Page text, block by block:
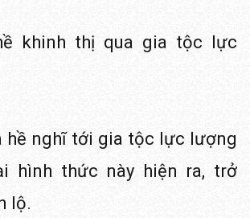
khinh thị qua gia tộc lực
hề nghĩ tới gia tộc lực lượng
hình thức này hiện ra, trở
lộ.